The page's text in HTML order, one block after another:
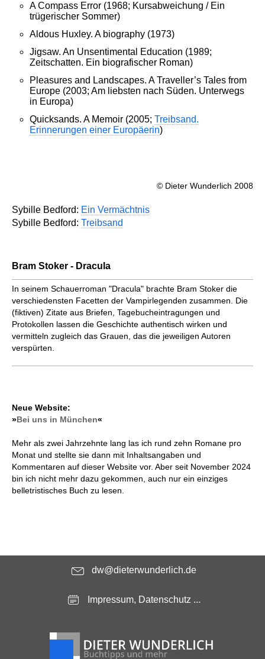
A Compass Error (1968; Kursabweichung / Ein
trügerischer Sommer)
Aldous Huxley. A biography (1973)
Jigsaw. An Unsentimental Education (1989;
Zeitschatten. Ein biografischer Roman)
Pleasures and Landscapes. A Traveller’s Tales from
Europe (2003; Am liebsten nach Süden. Unterwegs
in Europa)
Quicksands. A Memoir (2005; Treibsand.
Erinnerungen einer Europäerin)
© Dieter Wunderlich 2008
Sybille Bedford: Ein Vermächtnis
Sybille Bedford: Treibsand
Bram Stoker - Dracula
In seinem Schauerroman "Dracula" brachte Bram Stoker die
verschiedensten Facetten der Vampirlegenden zusammen. Die
(fiktiven) Zitate aus Briefen, Tagebucheintragungen und
Protokollen lassen die Geschichte authentisch wirken und
vermitteln zugleich das Grauen, das die jeweiligen Autoren
verspürten.
Neue Website:
»Bei uns in München«
Mehr als zwei Jahrzehnte lang las ich rund zehn Romane pro
Monat und stellte sie dann mit Inhaltsangaben und
Kommentaren auf dieser Website vor. Aber seit November 2024
bin ich nicht mehr dazu gekommen, auch nur ein einziges
belletristisches Buch zu lesen.
dw@dieterwunderlich.de
Impressum, Datenschutz ...